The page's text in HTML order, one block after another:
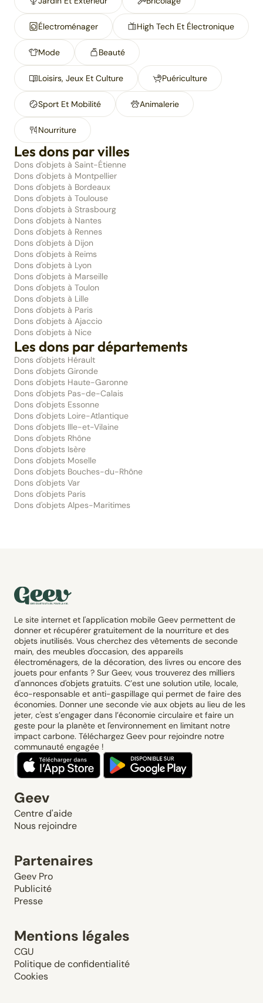
Électroménager High Tech Et Électronique
Mode Beauté
Loisirs, Jeux Et Culture Puériculture
Sport Et Mobilité Animalerie
Nourriture
Les dons par villes
Dons d'objets à Saint-Étienne
Dons d'objets à Montpellier
Dons d'objets à Bordeaux
Dons d'objets à Toulouse
Dons d'objets à Strasbourg
Dons d'objets à Nantes
Dons d'objets à Rennes
Dons d'objets à Dijon
Dons d'objets à Reims
Dons d'objets à Lyon
Dons d'objets à Marseille
Dons d'objets à Toulon
Dons d'objets à Lille
Dons d'objets à Paris
Dons d'objets à Ajaccio
Dons d'objets à Nice
Les dons par départements
Dons d'objets Hérault
Dons d'objets Gironde
Dons d'objets Haute-Garonne
Dons d'objets Pas-de-Calais
Dons d'objets Essonne
Dons d'objets Loire-Atlantique
Dons d'objets Ille-et-Vilaine
Dons d'objets Rhône
Dons d'objets Isère
Dons d'objets Moselle
Dons d'objets Bouches-du-Rhône
Dons d'objets Var
Dons d'objets Paris
Dons d'objets Alpes-Maritimes
Le site internet et l'application mobile Geev permettent de
donner et récupérer gratuitement de la nourriture et des
objets inutilisés. Vous cherchez des vêtements de seconde
main, des meubles d'occasion, des appareils
électroménagers, de la décoration, des livres ou encore des
jouets pour enfants ? Sur Geev, vous trouverez des milliers
d'annonces d'objets gratuits. C’est une solution utile, locale,
éco-responsable et anti-gaspillage qui permet de faire des
économies. Donner une seconde vie aux objets au lieu de les
jeter, c'est s’engager dans l’économie circulaire et faire un
geste pour la planète et l'environnement en limitant notre
impact carbone. Téléchargez Geev pour rejoindre notre
communauté engagée !
Geev
Centre d'aide
Nous rejoindre
Partenaires
Geev Pro
Publicité
Presse
Mentions légales
CGU
Politique de confidentialité
Cookies